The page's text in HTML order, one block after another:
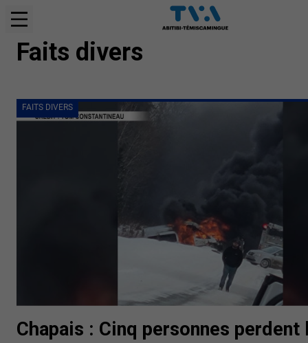
Faits divers
FAITS DIVERS
Chapais : Cinq personnes perdent